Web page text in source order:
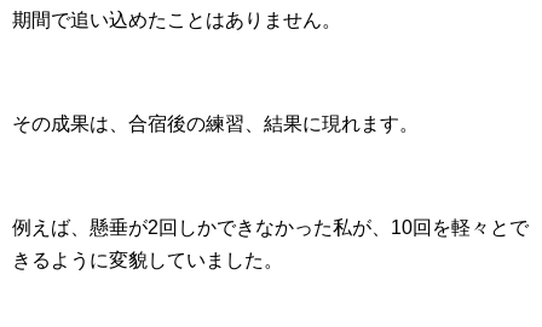
期間で追い込めたことはありません。
その成果は、合宿後の練習、結果に現れます。
例えば、懸垂が2回しかできなかった私が、10回を軽々とで
きるように変貌していました。